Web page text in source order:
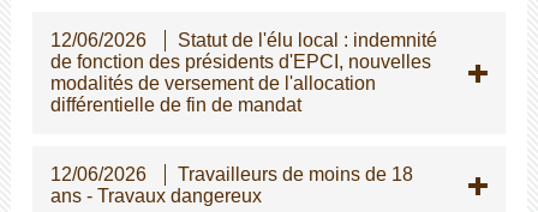
12/06/2026
Statut de l'élu local : indemnité
de fonction des présidents d'EPCI, nouvelles
modalités de versement de l'allocation
différentielle de fin de mandat
12/06/2026
Travailleurs de moins de 18
ans - Travaux dangereux